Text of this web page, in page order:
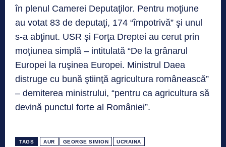
în plenul Camerei Deputaţilor. Pentru moţiune
au votat 83 de deputaţi, 174 “împotrivă” şi unul
s-a abţinut. USR şi Forţa Dreptei au cerut prin
moţiunea simplă – intitulată “De la grânarul
Europei la ruşinea Europei. Ministrul Daea
distruge cu bună ştiinţă agricultura românească”
– demiterea ministrului, “pentru ca agricultura să
devină punctul forte al României”.
TAGS AUR GEORGE SIMION UCRAINA